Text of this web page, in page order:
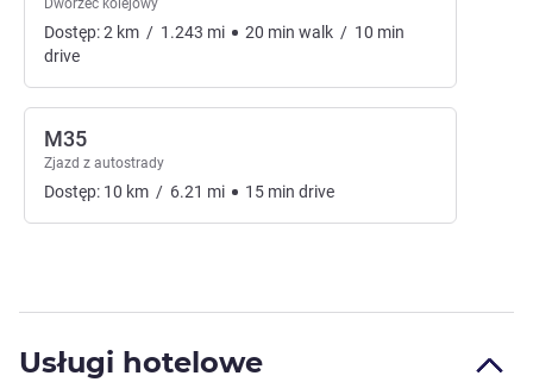
Dworzec kolejowy
Dostęp:2 km / 1.243 mi 20 min walk / 10 min
drive
M35
Zjazd z autostrady
Dostęp: 10 km / 6.21 mi 15 min drive
Usługi hotelowe